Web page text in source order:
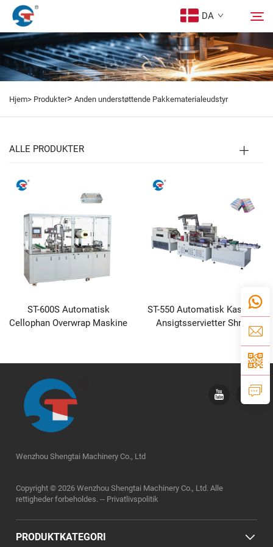
DA
Om Os
Design Tilfælde
Service
Nyheder
Kontakt os
Hjem> Produkter> Anden understøttende Pakkematerialeudstyr
ALLE PRODUKTER
ST-600S Automatisk
Cellophan Overwrap Maskine
ST-550 Automatisk Kasse til
Ansigtsservietter Shrink
Wenzhou Shengtai Machinery Co., Ltd
Copyright © 2026 Wenzhou Shengtai Machinery Co., Ltd. Alle
rettigheder forbeholdes. -- Privatlivspolitik
PRODUKTKATEGORI